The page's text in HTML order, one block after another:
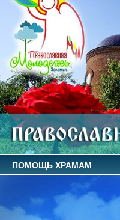
ПОМОЩЬ ХРАМАМ